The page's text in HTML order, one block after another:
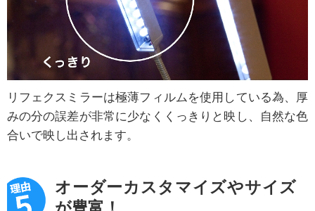
リフェクスミラーは極薄フィルムを使用している為、厚
みの分の誤差が非常に少なくくっきりと映し、自然な色
合いで映し出されます。
オーダーカスタマイズやサイズ